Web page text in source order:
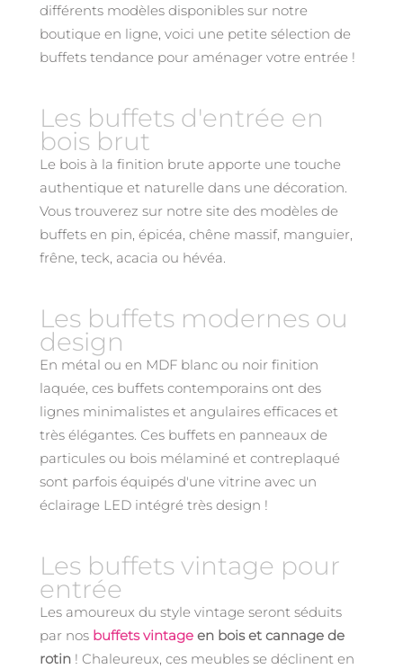
différents modèles disponibles sur notre
boutique en ligne, voici une petite sélection de
buffets tendance pour aménager votre entrée !
Les buffets d'entrée en
bois brut
Le bois à la finition brute apporte une touche
authentique et naturelle dans une décoration.
Vous trouverez sur notre site des modèles de
buffets en pin, épicéa, chêne massif, manguier,
frêne, teck, acacia ou hévéa.
Les buffets modernes ou
design
En métal ou en MDF blanc ou noir finition
laquée, ces buffets contemporains ont des
lignes minimalistes et angulaires efficaces et
très élégantes. Ces buffets en panneaux de
particules ou bois mélaminé et contreplaqué
sont parfois équipés d'une vitrine avec un
éclairage LED intégré très design !
Les buffets vintage pour
entrée
Les amoureux du style vintage seront séduits
par nos buffets vintage en bois et cannage de
rotin ! Chaleureux, ces meubles se déclinent en